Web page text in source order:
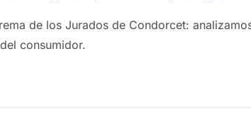
de los Jurados de Condorcet:
consumidor.